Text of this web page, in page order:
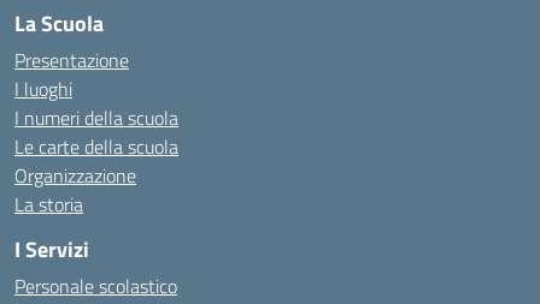
La Scuola
Presentazione
I luoghi
I numeri della scuola
Le carte della scuola
Organizzazione
La storia
I Servizi
Personale scolastico